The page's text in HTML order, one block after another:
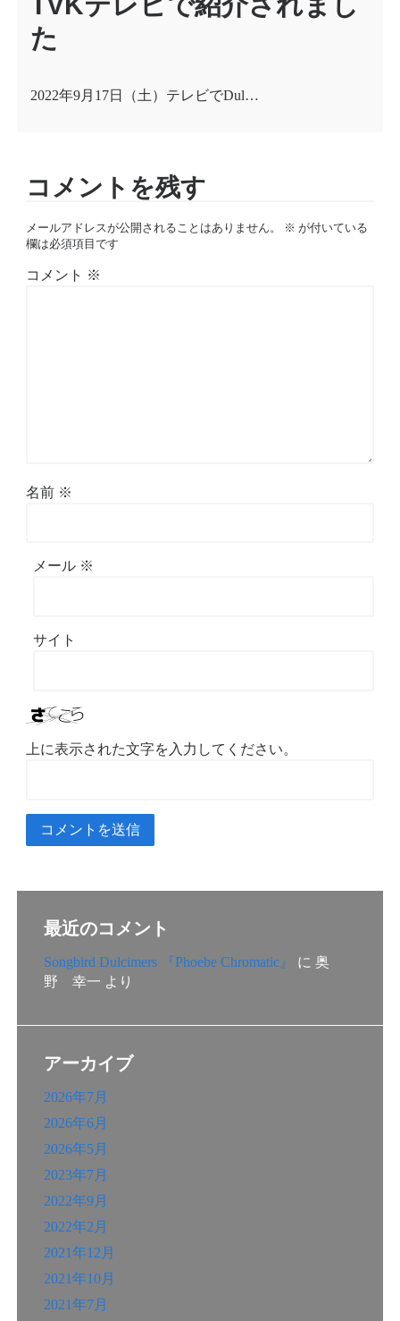
た
2022年9月17日（土）テレビでDul…
コメントを残す
メールアドレスが公開されることはありません。 ※ が付いている
欄は必須項目です
コメント ※
名前 ※
メール ※
サイト
上に表示された文字を入力してください。
最近のコメント
Songbird Dulcimers 『Phoebe Chromatic』 に 奥
野 幸一 より
アーカイブ
2026年7月
2026年6月
2026年5月
2023年7月
2022年9月
2022年2月
2021年12月
2021年10月
2021年7月